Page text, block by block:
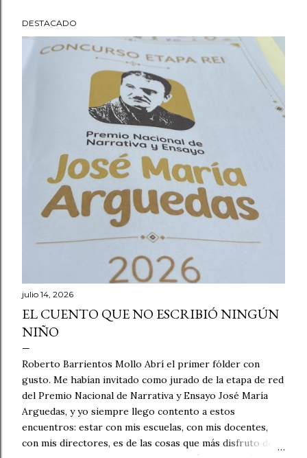
DESTACADO
julio 14, 2026
EL CUENTO QUE NO ESCRIBIÓ NINGÚN
NIÑO
Roberto Barrientos Mollo Abrí el primer fólder con
gusto. Me habían invitado como jurado de la etapa de red
del Premio Nacional de Narrativa y Ensayo José María
Arguedas, y yo siempre llego contento a estos
encuentros: estar con mis escuelas, con mis docentes,
con mis directores, es de las cosas que más disfruto de